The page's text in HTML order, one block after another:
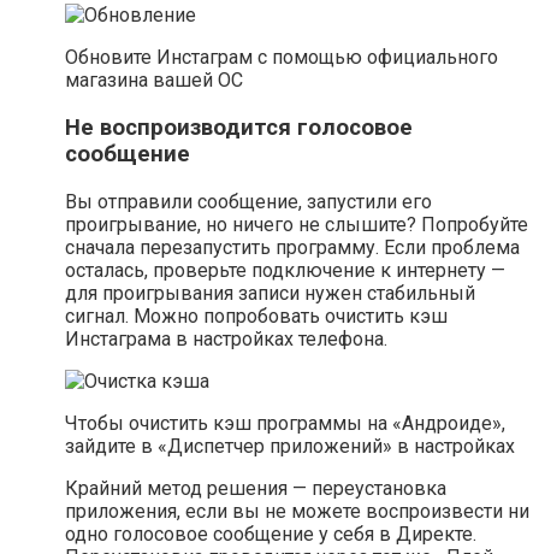
Обновите Инстаграм с помощью официального
магазина вашей ОС
Не воспроизводится голосовое
сообщение
Вы отправили сообщение, запустили его
проигрывание, но ничего не слышите? Попробуйте
сначала перезапустить программу. Если проблема
осталась, проверьте подключение к интернету —
для проигрывания записи нужен стабильный
сигнал. Можно попробовать очистить кэш
Инстаграма в настройках телефона.
Чтобы очистить кэш программы на «Андроиде»,
зайдите в «Диспетчер приложений» в настройках
Крайний метод решения — переустановка
приложения, если вы не можете воспроизвести ни
одно голосовое сообщение у себя в Директе.